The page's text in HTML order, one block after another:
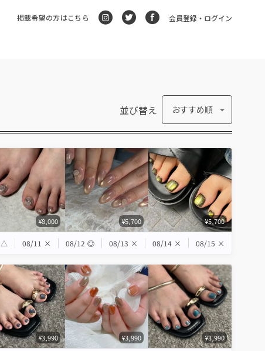
掲載希望の方はこちら 会員登録・ログイン
並び替え おすすめ順
¥8,000 ¥5,700 ¥5,700
△ 08/11 × 08/12 ◎ 08/13 × 08/14 × 08/15 ×
¥3,990 ¥3,990 ¥3,990